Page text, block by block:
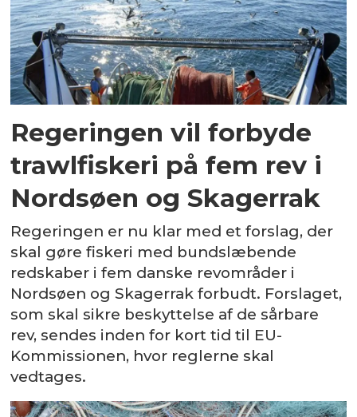
Regeringen vil forbyde
trawlfiskeri på fem rev i
Nordsøen og Skagerrak
Regeringen er nu klar med et forslag, der
skal gøre fiskeri med bundslæbende
redskaber i fem danske revområder i
Nordsøen og Skagerrak forbudt. Forslaget,
som skal sikre beskyttelse af de sårbare
rev, sendes inden for kort tid til EU-
Kommissionen, hvor reglerne skal
vedtages.